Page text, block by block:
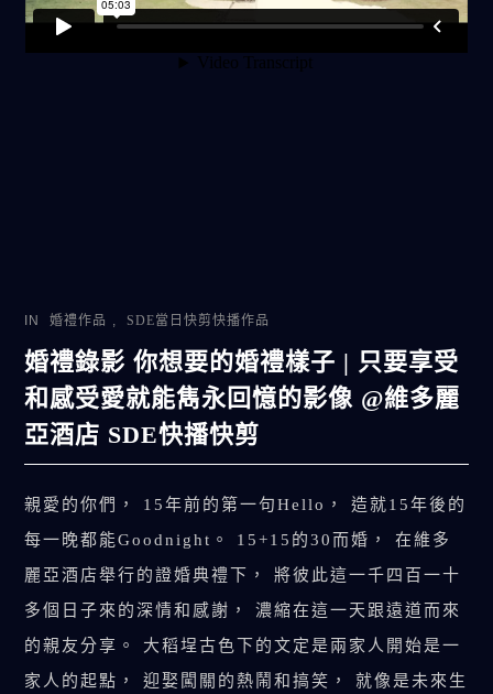
IN 婚禮作品 , SDE當日快剪快播作品
婚禮錄影 你想要的婚禮樣子 | 只要享受
和感受愛就能雋永回憶的影像 @維多麗
亞酒店 SDE快播快剪
親愛的你們， 15年前的第一句Hello， 造就15年後的
每一晚都能Goodnight。 15+15的30而婚， 在維多
麗亞酒店舉行的證婚典禮下， 將彼此這一千四百一十
多個日子來的深情和感謝， 濃縮在這一天跟遠道而來
的親友分享。 大稻埕古色下的文定是兩家人開始是一
家人的起點， 迎娶闖關的熱鬧和搞笑， 就像是未來生